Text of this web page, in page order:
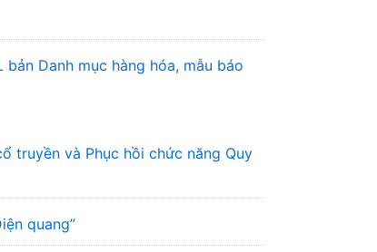
Danh mục hàng hóa, mẫu báo
truyền và Phục hồi chức năng Quy
quang”